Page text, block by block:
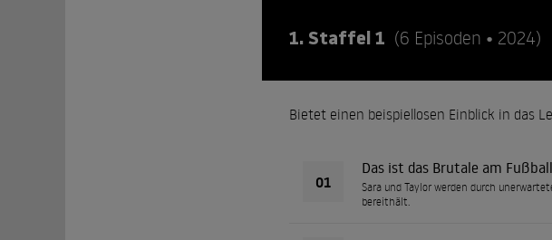
1. Staffel 1 (6 Episoden • 2024)
Bietet einen beispiellosen Einblick in das
01
Das ist das Brutale am Fußball
Sara und Taylor werden durch
bereithält.